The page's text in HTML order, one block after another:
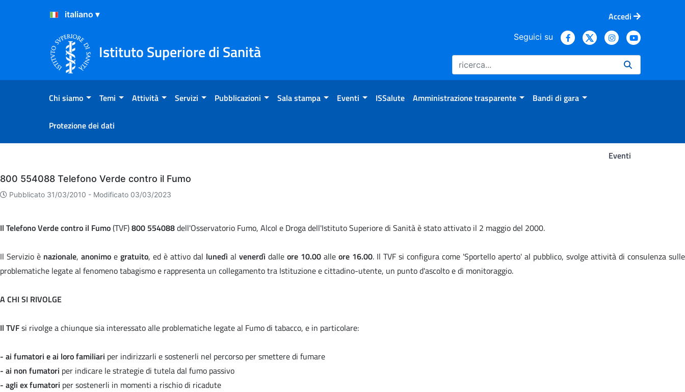
Salta al Contenuto
Salta al Footer
Accedi
Istituto Superiore di Sanità
Seguici su
Chi siamo Temi Attività Servizi Pubblicazioni Sala stampa Eventi ISSalute Amministrazione trasparente Bandi di gara
Protezione dei dati
Eventi
Eventi
800 554088 Telefono Verde contro il Fumo
Pubblicato 31/03/2010 - Modificato 03/03/2023
Il Telefono Verde contro il Fumo(TVF)800 554088dell'Osservatorio Fumo, Alcol e Droga dell'Istituto Superiore di Sanità è stato attivato il 2 maggio del 2000.
Il Servizio è nazionale, anonimo e gratuito, ed è attivo dal lunedì al venerdì dalle ore 10.00 alle ore 16.00. Il TVF si configura come 'Sportello aperto' al pubblico, svolge attività di consulenza sulle
problematiche legate al fenomeno tabagismo e rappresenta un collegamento tra Istituzione e cittadino-utente, un punto d'ascolto e di monitoraggio.
A CHI SI RIVOLGE
Il TVFsi rivolge a chiunque sia interessato alle problematiche legate al Fumo di tabacco, e in particolare:
- ai fumatori e ai loro familiari per indirizzarli e sostenerli nel percorso per smettere di fumare
- ai non fumatori per indicare le strategie di tutela dal fumo passivo
- agli ex fumatori per sostenerli in momenti a rischio di ricadute